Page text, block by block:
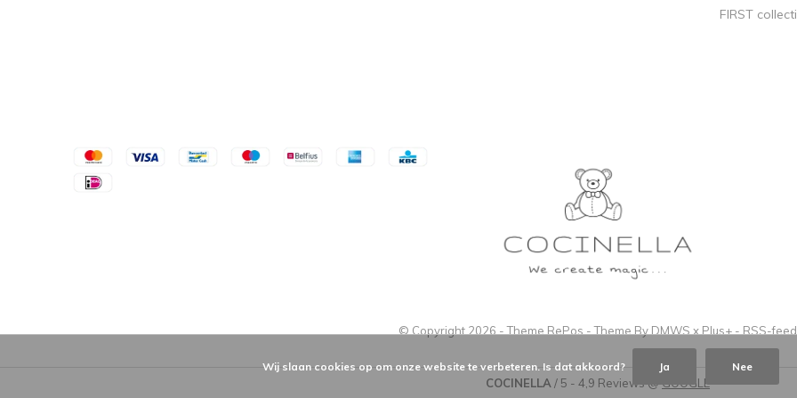
FIRST
© Copyright 2026 - Theme RePos - Theme By DMWS x Plus+ - RSS-feed
COCINELLA / 5 - 4,9 Reviews @GOOGLE
Wij slaan cookies op om onze website te verbeteren. Is dat akkoord? Ja Nee